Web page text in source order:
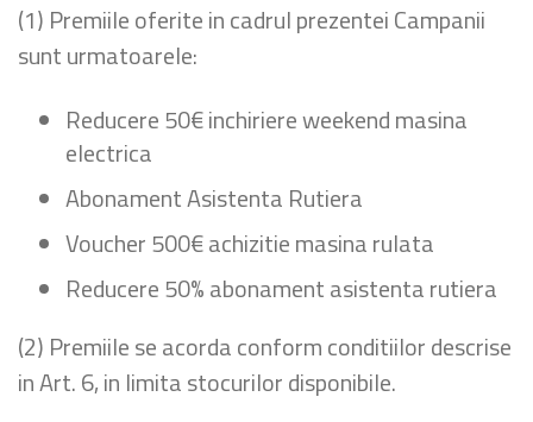
(1) Premiile oferite in cadrul prezentei Campanii
sunt urmatoarele:
Reducere 50€ inchiriere weekend masina
electrica
Abonament Asistenta Rutiera
Voucher 500€ achizitie masina rulata
Reducere 50% abonament asistenta rutiera
(2) Premiile se acorda conform conditiilor descrise
in Art. 6, in limita stocurilor disponibile.